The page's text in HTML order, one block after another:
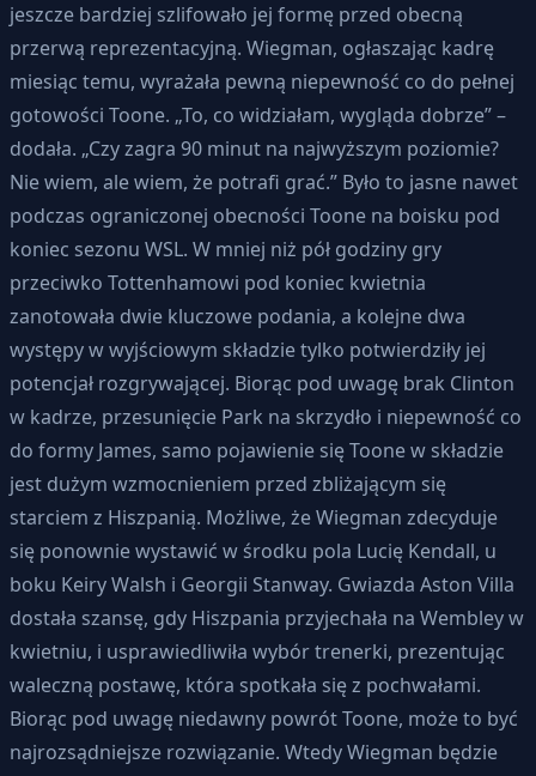
jeszcze bardziej szlifowało jej formę przed obecną
przerwą reprezentacyjną. Wiegman, ogłaszając kadrę
miesiąc temu, wyrażała pewną niepewność co do pełnej
gotowości Toone. „To, co widziałam, wygląda dobrze” –
dodała. „Czy zagra 90 minut na najwyższym poziomie?
Nie wiem, ale wiem, że potrafi grać.” Było to jasne nawet
podczas ograniczonej obecności Toone na boisku pod
koniec sezonu WSL. W mniej niż pół godziny gry
przeciwko Tottenhamowi pod koniec kwietnia
zanotowała dwie kluczowe podania, a kolejne dwa
występy w wyjściowym składzie tylko potwierdziły jej
potencjał rozgrywającej. Biorąc pod uwagę brak Clinton
w kadrze, przesunięcie Park na skrzydło i niepewność co
do formy James, samo pojawienie się Toone w składzie
jest dużym wzmocnieniem przed zbliżającym się
starciem z Hiszpanią. Możliwe, że Wiegman zdecyduje
się ponownie wystawić w środku pola Lucię Kendall, u
boku Keiry Walsh i Georgii Stanway. Gwiazda Aston Villa
dostała szansę, gdy Hiszpania przyjechała na Wembley w
kwietniu, i usprawiedliwiła wybór trenerki, prezentując
waleczną postawę, która spotkała się z pochwałami.
Biorąc pod uwagę niedawny powrót Toone, może to być
najrozsądniejsze rozwiązanie. Wtedy Wiegman będzie